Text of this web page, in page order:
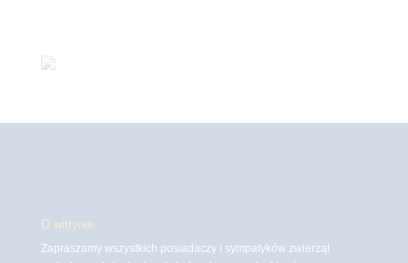
O witrynie
Zapraszamy wszystkich posiadaczy i sympatyków zwierząt